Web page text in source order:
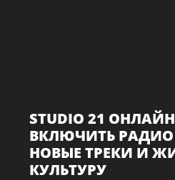
STUDIO 21
ВКЛЮЧИТЬ
НОВЫЕ ТРЕКИ И
КУЛЬТУРУ